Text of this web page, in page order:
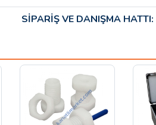
SİPARİŞ VE DANIŞMA HATTI: